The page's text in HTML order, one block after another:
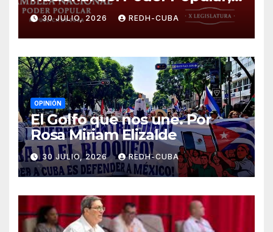
¡Cesen el cerco energético y
el castigo colectivo al pueblo
cubano!
30 JULIO, 2026 REDH-CUBA
OPINIÓN
El Golfo que nos une. Por
Rosa Miriam Elizalde
30 JULIO, 2026 REDH-CUBA